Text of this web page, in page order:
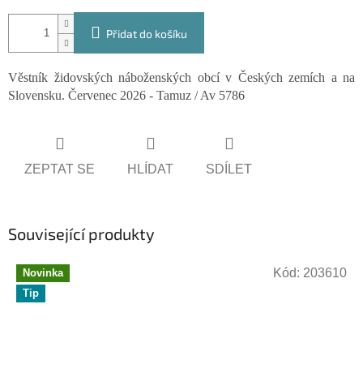
Přidat do košíku
Věstník židovských náboženských obcí v Českých zemích a na
Slovensku. Červenec 2026 - Tamuz / Av 5786
ZEPTAT SE HLÍDAT SDÍLET
Související produkty
Novinka
Tip
Kód: 203610